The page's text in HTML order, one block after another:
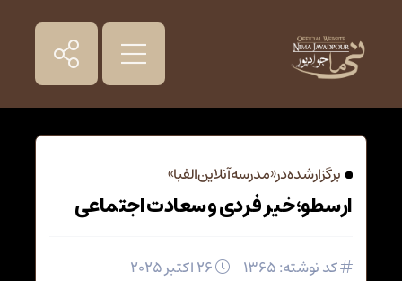
برگزار شده در «مدرسه آنلاین الفبا»
ارسطو؛ خیر فردی و سعادت اجتماعی
کد نوشته: 1365